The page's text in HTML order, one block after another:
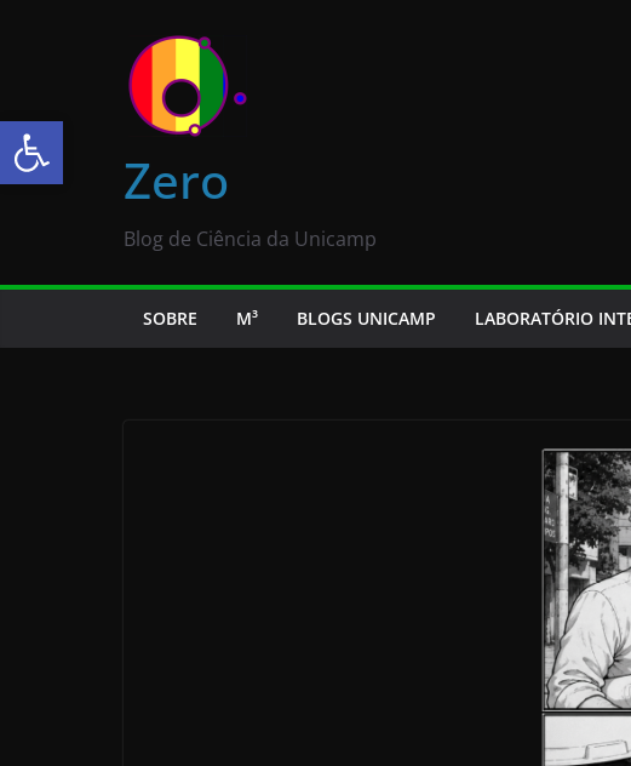
Abrir a barra de ferramentas
Zero
Blog de Ciência da Unicamp
SOBRE M³ BLOGS UNICAMP LABORATÓRIO